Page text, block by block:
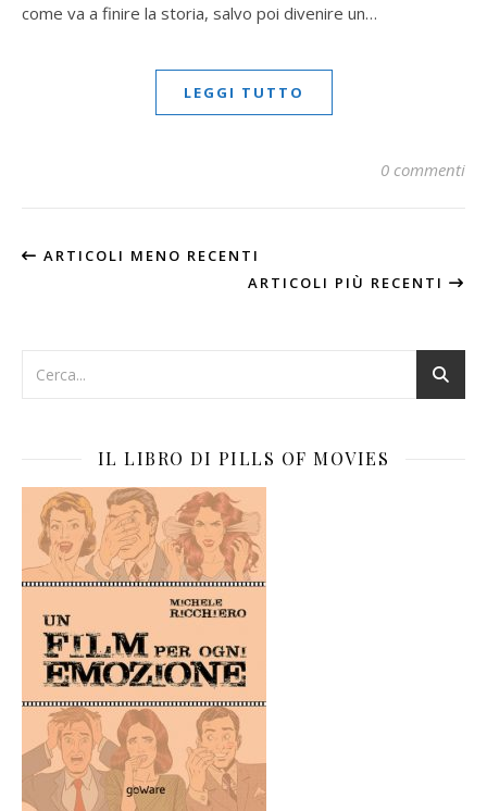
come va a finire la storia, salvo poi divenire un…
LEGGI TUTTO
0 commenti
ARTICOLI MENO RECENTI
ARTICOLI PIÙ RECENTI
IL LIBRO DI PILLS OF MOVIES